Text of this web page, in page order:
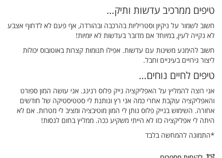
טיפים ממרכיב עדשות ותיק…
חשוב לשמור על ניקיון וסטריליות בהרכבה ובהורדה, אף פעם לא לדחוף אצבע
לא נקייה לעין, במיוחד אם מדובר בעדשות לא יומיות!
חשוב להימנע משינות עם עדשות. אפילו תנומות קצרות באוטובוס יכולות
ליצור גירויים בעיניים וחבל.
טיפים לחיים נוחים…
אני רוצה להמליץ על האפליקציה נייק פלוס רנינג. אני עושה המון ספורט
והאפליקציה עוקבת אחרי כמה אני רץ ונותנת לי סטטיסטיקה של חודשים
אחורה. השימוש בנייק פלוס נותן לי המון מוטיבציה ומציב לי מטרות. אם לא
היתה לי אפליקציה כזו לא הייתי משקיע ככה. ממליץ בחום לנסות!
*התמונה להמחשה בלבד